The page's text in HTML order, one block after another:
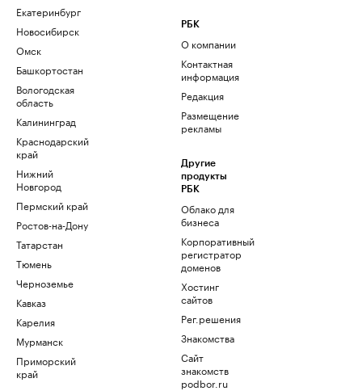
Екатеринбург
Новосибирск
Омск
Башкортостан
Вологодская
область
Калининград
Краснодарский
край
Нижний
Новгород
Пермский край
Ростов-на-Дону
Татарстан
Тюмень
Черноземье
Кавказ
Карелия
Мурманск
Приморский
край
РБК
О компании
Контактная
информация
Редакция
Размещение
рекламы
Другие
продукты
РБК
Облако для
бизнеса
Корпоративный
регистратор
доменов
Хостинг
сайтов
Рег.решения
Знакомства
Сайт
знакомств
podbor.ru